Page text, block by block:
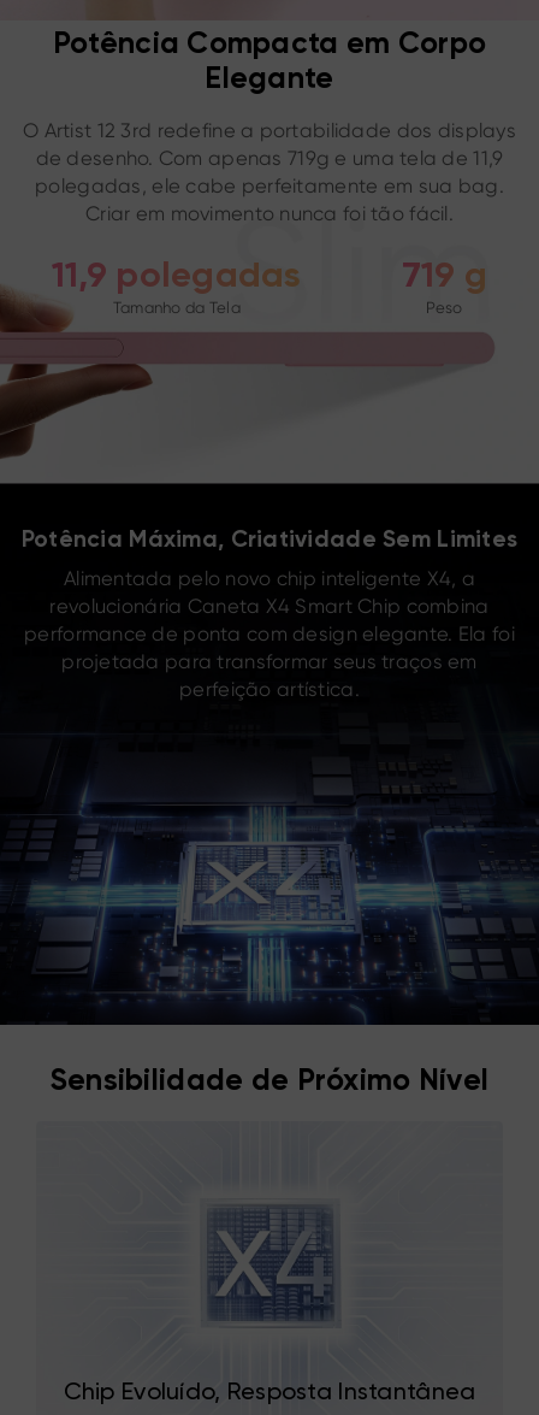
Potência Compacta em Corpo
Elegante
O Artist 12 3rd redefine a portabilidade dos displays
de desenho. Com apenas 719g e uma tela de 11,9
polegadas, ele cabe perfeitamente em sua bag.
Criar em movimento nunca foi tão fácil.
11,9 polegadas
Tamanho da Tela
719 g
Peso
Potência Máxima, Criatividade Sem Limites
Alimentada pelo novo chip inteligente X4, a
revolucionária Caneta X4 Smart Chip combina
performance de ponta com design elegante. Ela foi
projetada para transformar seus traços em
perfeição artística.
Sensibilidade de Próximo Nível
Chip Evoluído, Resposta Instantânea